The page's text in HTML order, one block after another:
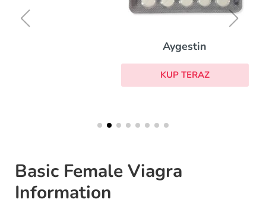
Basic Female Viagra
Information